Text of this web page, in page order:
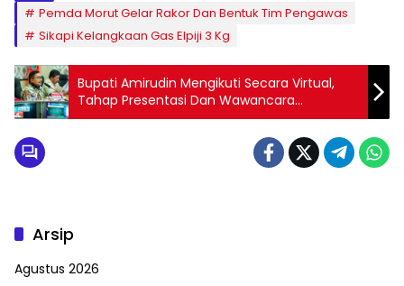
Pemda Morut Gelar Rakor Dan Bentuk Tim Pengawas
Sikapi Kelangkaan Gas Elpiji 3 Kg
Bupati Amirudin Mengikuti Secara Virtual,
Tahap Presentasi Dan Wawancara
Kompetisi Inovasi Pelayanan Publik Tahun
Arsip
Agustus 2026